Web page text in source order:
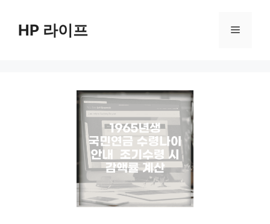
HP 라이프 메